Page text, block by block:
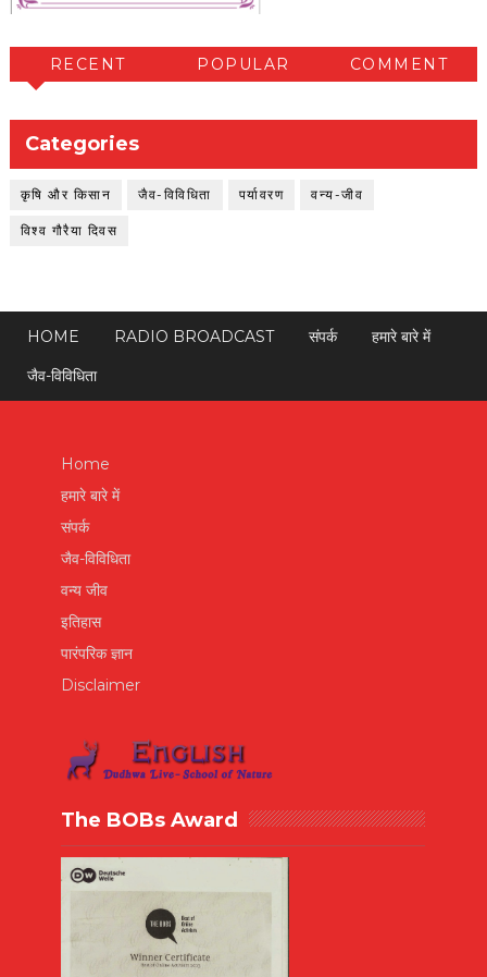
RECENT POPULAR COMMENT
Categories
कृषि और किसान जैव-विविधिता पर्यावरण वन्य-जीव
विश्व गौरैया दिवस
HOME RADIO BROADCAST संपर्क
हमारे बारे में
जैव-विविधिता
Home
हमारे बारे में
संपर्क
जैव-विविधिता
वन्य जीव
इतिहास
पारंपरिक ज्ञान
Disclaimer
The BOBs Award